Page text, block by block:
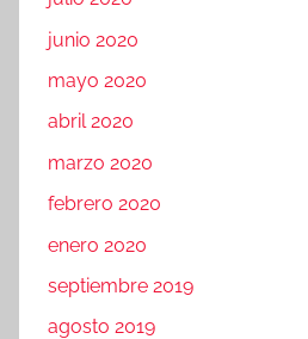
junio 2020
mayo 2020
abril 2020
marzo 2020
febrero 2020
enero 2020
septiembre 2019
agosto 2019